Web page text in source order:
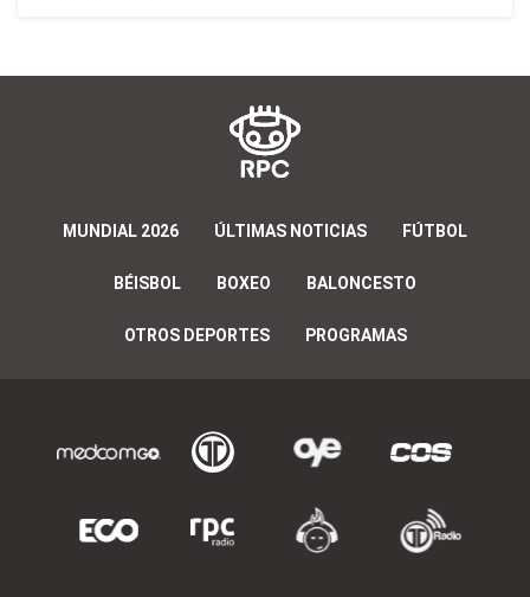
MUNDIAL 2026 ÚLTIMAS NOTICIAS FÚTBOL
BÉISBOL BOXEO BALONCESTO
OTROS DEPORTES PROGRAMAS